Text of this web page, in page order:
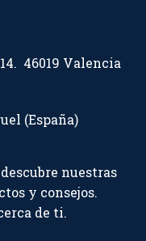
46019 Valencia
(España)
nuestras
y consejos.
de ti.